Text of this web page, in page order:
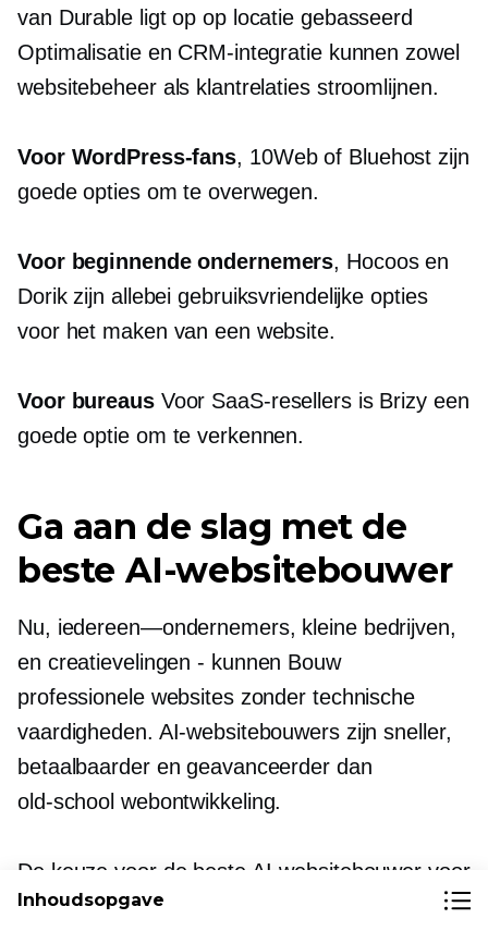
van Durable ligt op op locatie gebasseerd
Optimalisatie en CRM-integratie kunnen zowel
websitebeheer als klantrelaties stroomlijnen.
Voor WordPress-fans, 10Web of Bluehost zijn
goede opties om te overwegen.
Voor beginnende ondernemers, Hocoos en
Dorik zijn allebeigebruiksvriendelijke opties
voor het maken van een website.
Voor bureausVoor SaaS-resellers is Brizy een
goede optie om te verkennen.
Ga aan de slag met de
beste AI-websitebouwer
Nu, iedereen—ondernemers, kleine bedrijven,
en creatievelingen - kunnen Bouw
professionele websites zonder technische
vaardigheden. AI-websitebouwers zijn sneller,
betaalbaarder en geavanceerder dan
old-school webontwikkeling.
De keuze voor de beste AI-websitebouwer voor
2025 hangt af van uw specifieke behoeften,
Inhoudsopgave